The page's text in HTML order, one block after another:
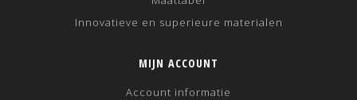
Innovatieve en superieure materialen
MIJN ACCOUNT
Account informatie